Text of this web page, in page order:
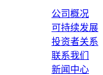
公司概况
可持续发展
投资者关系
联系我们
新闻中心